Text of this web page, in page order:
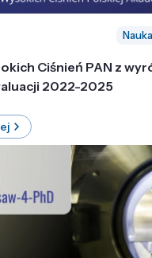
Ciśnień PAN z
2022-2025